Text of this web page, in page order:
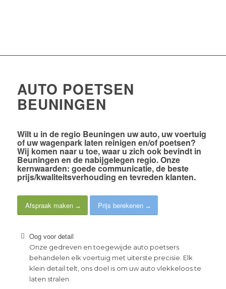
AUTO POETSEN
BEUNINGEN
Wilt u in de regio Beuningen uw auto, uw voertuig
of uw wagenpark laten reinigen en/of poetsen?
Wij komen naar u toe, waar u zich ook bevindt in
Beuningen en de nabijgelegen regio. Onze
kernwaarden: goede communicatie, de beste
prijs/kwaliteitsverhouding en tevreden klanten.
Afspraak maken Prijs berekenen
Oog voor detail
Onze gedreven en toegewijde auto poetsers
behandelen elk voertuig met uiterste precisie. Elk
klein detail telt, ons doel is om uw auto vlekkeloos te
laten stralen.